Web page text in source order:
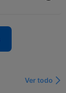
Ver todo